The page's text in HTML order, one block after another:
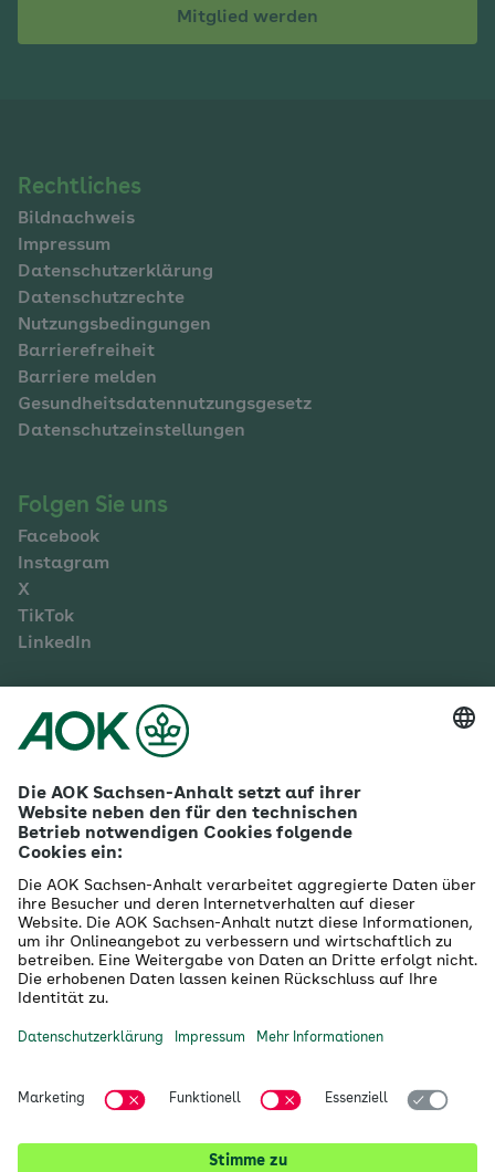
Mitglied werden
Navigation
im
Fußbereich
Rechtliches
Bildnachweis
Impressum
Datenschutzerklärung
Datenschutzrechte
Nutzungsbedingungen
Barrierefreiheit
Barriere melden
Gesundheitsdatennutzungsgesetz
Datenschutzeinstellungen
Folgen Sie uns
Facebook
Instagram
X
TikTok
LinkedIn
Mehr zur AOK Sachsen-Anhalt
Karriere
Betriebliches Gesundheitsmanagement
Firmenkunden
Gesundheitspartner
Betreuer- & Bevollmächtigte
Die AOK - Wir über uns
Grounding Page
Innovationsportal
Presse
Selbstverwaltung
Ihre AOK Sachsen-Anhalt vor Ort
Magdeburg